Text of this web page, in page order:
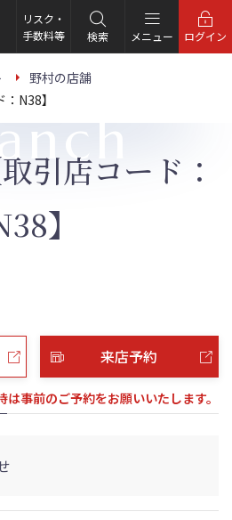
リスク・
手数料等
検索 メニュー ログイン
野村の店舗
N38】
引店コード：
】
来店予約
事前のご予約をお願いいたします。